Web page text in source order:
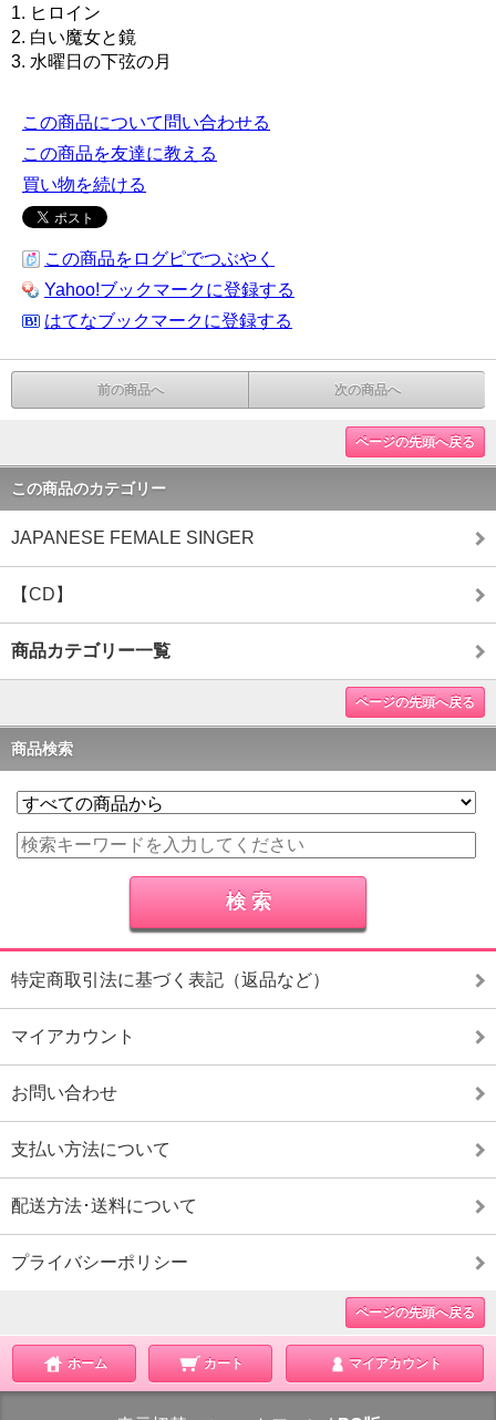
1. ヒロイン
2. 白い魔女と鏡
3. 水曜日の下弦の月
この商品について問い合わせる
この商品を友達に教える
買い物を続ける
この商品をログピでつぶやく
Yahoo!ブックマークに登録する
はてなブックマークに登録する
前の商品へ 次の商品へ
ページの先頭へ戻る
この商品のカテゴリー
JAPANESE FEMALE SINGER
【CD】
商品カテゴリー一覧
ページの先頭へ戻る
商品検索
特定商取引法に基づく表記（返品など）
マイアカウント
お問い合わせ
支払い方法について
配送方法･送料について
プライバシーポリシー
ページの先頭へ戻る
ホーム カート マイアカウント